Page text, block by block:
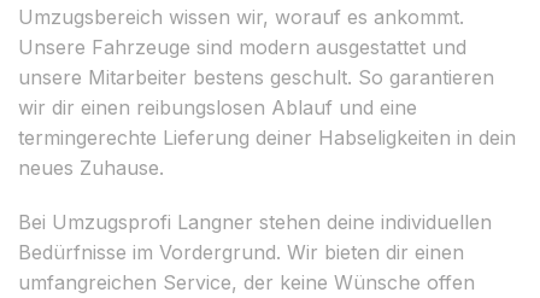
Umzugsbereich wissen wir, worauf es ankommt.
Unsere Fahrzeuge sind modern ausgestattet und
unsere Mitarbeiter bestens geschult. So garantieren
wir dir einen reibungslosen Ablauf und eine
termingerechte Lieferung deiner Habseligkeiten in dein
neues Zuhause.
Bei Umzugsprofi Langner stehen deine individuellen
Bedürfnisse im Vordergrund. Wir bieten dir einen
umfangreichen Service, der keine Wünsche offen